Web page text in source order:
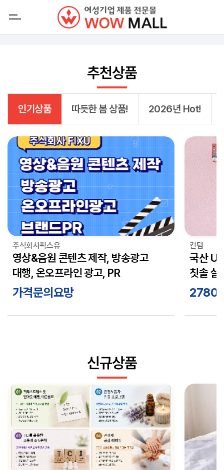
추천상품
인기상품 따듯한 봄 상품! 2026년 Hot!
주식회사픽스유
영상&음원 콘텐츠 제작, 방송광고
대행, 온오프라인 광고, PR
가격문의요망
킨텀
국산
칫솔 살
여행용
유치원
신규상품